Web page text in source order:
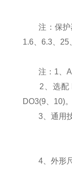
注：保护器
1.6、6.3、25
注：1、
2、选配 K
DO3(9、10)。
3、通用技
4、外形尺